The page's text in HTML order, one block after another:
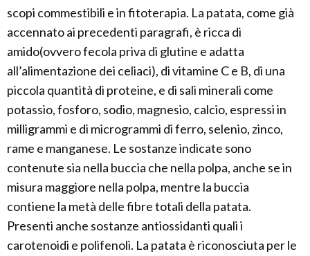
scopi commestibili e in fitoterapia. La patata, come già
accennato ai precedenti paragrafi, è ricca di
amido(ovvero fecola priva di glutine e adatta
all’alimentazione dei celiaci), di vitamine C e B, di una
piccola quantità di proteine, e di sali minerali come
potassio, fosforo, sodio, magnesio, calcio, espressi in
milligrammi e di microgrammi di ferro, selenio, zinco,
rame e manganese. Le sostanze indicate sono
contenute sia nella buccia che nella polpa, anche se in
misura maggiore nella polpa, mentre la buccia
contiene la metà delle fibre totali della patata.
Presenti anche sostanze antiossidanti quali i
carotenoidi e polifenoli. La patata è riconosciuta per le